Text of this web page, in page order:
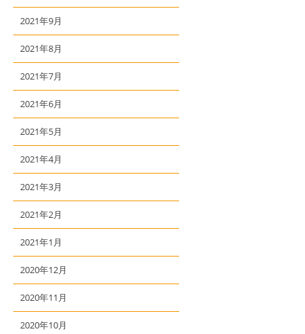
2021年9月
2021年8月
2021年7月
2021年6月
2021年5月
2021年4月
2021年3月
2021年2月
2021年1月
2020年12月
2020年11月
2020年10月